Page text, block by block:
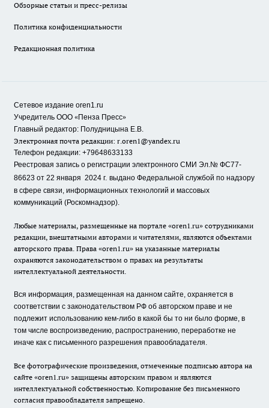
Обзорные статьи и пресс-релизы
Политика конфиденциальности
Редакционная политика
Сетевое издание oren1.ru
Учредитель ООО «Пенза Пресс»
Главный редактор: Полудницына Е.В.
Электронная почта редакции: r.oren1@yandex.ru
Телефон редакции: +79648633133
Реестровая запись о регистрации электронного СМИ Эл.№ ФС77-
86623 от 22 января 2024 г. выдано Федеральной службой по надзору
в сфере связи, информационных технологий и массовых
коммуникаций (Роскомнадзор).
Любые материалы, размещенные на портале «oren1.ru» сотрудниками
редакции, внештатными авторами и читателями, являются объектами
авторского права. Права «oren1.ru» на указанные материалы
охраняются законодательством о правах на результаты
интеллектуальной деятельности.
Вся информация, размещенная на данном сайте, охраняется в
соответствии с законодательством РФ об авторском праве и не
подлежит использованию кем-либо в какой бы то ни было форме, в
том числе воспроизведению, распространению, переработке не
иначе как с письменного разрешения правообладателя.
Все фотографические произведения, отмеченные подписью автора на
сайте «oren1.ru» защищены авторским правом и являются
интеллектуальной собственностью. Копирование без письменного
согласия правообладателя запрещено.